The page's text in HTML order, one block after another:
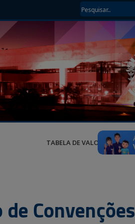
TABELA DE VALORES
Convenções